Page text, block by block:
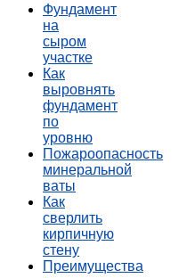
Фундамент
на
сыром
участке
Как
выровнять
фундамент
по
уровню
Пожароопасность
минеральной
ваты
Как
сверлить
кирпичную
стену
Преимущества